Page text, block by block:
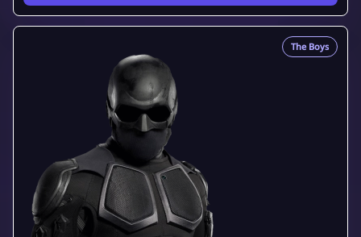
The Boys